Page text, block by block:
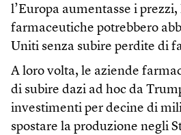
l’Europa aumentasse i prezzi,
farmaceutiche potrebbero
Uniti senza subire perdite di
A loro volta, le aziende
di subire dazi ad hoc da
investimenti per decine di
spostare la produzione negli